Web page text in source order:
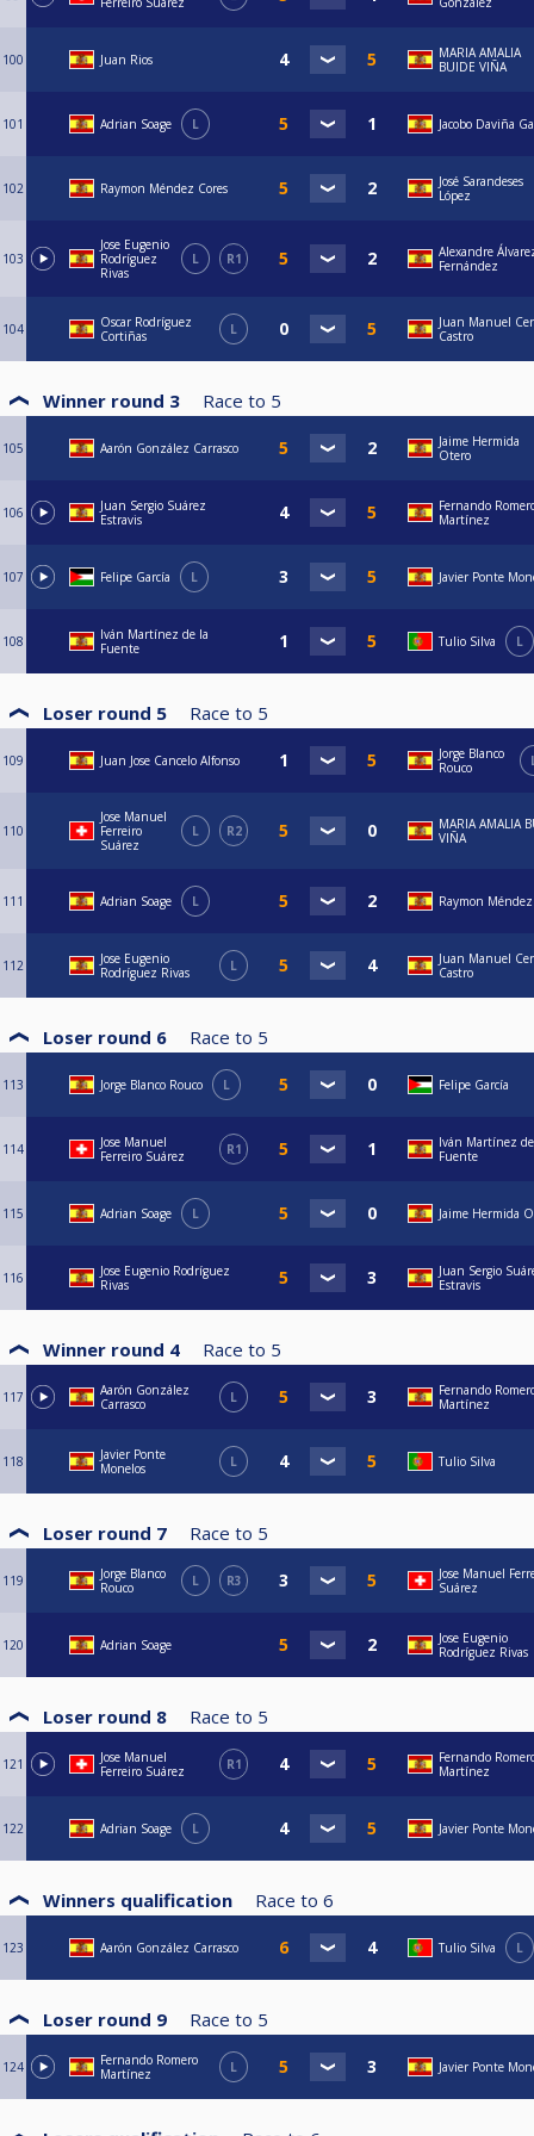
100 Juan Rios
MARIA AMALIA
BUIDE VIÑA
101 Adrian Soage L Jacobo Daviña
102 Raymon Méndez Cores
José Sarandeses
López
103
Jose Eugenio
Rodríguez
Rivas
L R1
Alexandre
Fernández
104
Oscar Rodríguez
Cortiñas
L
Juan Manuel
Castro
Winner round 3 Race to 5
105 Aarón González Carrasco
Jaime Hermida
Otero
106
Juan Sergio Suárez
Estravis
Fernando
Martínez
107 Felipe García L Javier Ponte
108
Iván Martínez de la
Fuente
Tulio Silva L
Loser round 5 Race to 5
109 Juan Jose Cancelo Alfonso
Jorge Blanco
Rouco
110
Jose Manuel
Ferreiro
Suárez
L R2
MARIA AMALIA
VIÑA
111 Adrian Soage L Raymon Méndez
112
Jose Eugenio
Rodríguez Rivas
L
Juan Manuel
Castro
Loser round 6 Race to 5
113 Jorge Blanco Rouco L Felipe García
114
Jose Manuel
Ferreiro Suárez
R1
Iván Martínez
Fuente
115 Adrian Soage L Jaime Hermida
116
Jose Eugenio Rodríguez
Rivas
Juan Sergio
Estravis
Winner round 4 Race to 5
117
Aarón González
Carrasco
L
Fernando
Martínez
118
Javier Ponte
Monelos
L Tulio Silva
Loser round 7 Race to 5
119
Jorge Blanco
Rouco
L R3
Jose Manuel
Suárez
120 Adrian Soage
Jose Eugenio
Rodríguez Rivas
Loser round 8 Race to 5
121
Jose Manuel
Ferreiro Suárez
R1
Fernando
Martínez
122 Adrian Soage L Javier Ponte
Winners qualification Race to 6
123 Aarón González Carrasco Tulio Silva L
Loser round 9 Race to 5
124
Fernando Romero
Martínez
L Javier Ponte